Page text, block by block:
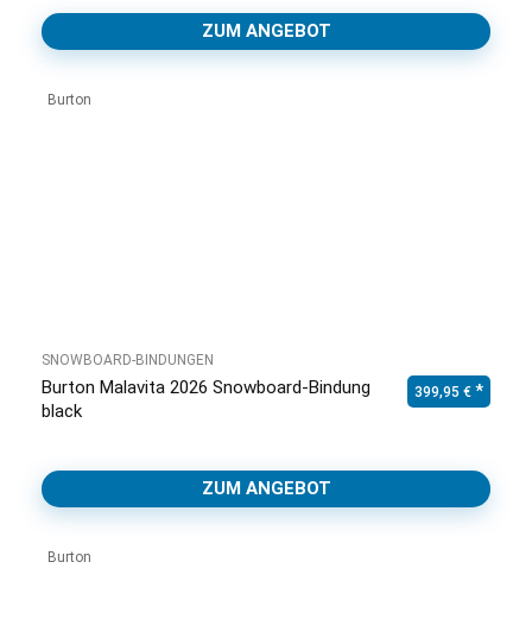
ZUM ANGEBOT
Burton
SNOWBOARD-BINDUNGEN
Burton Malavita 2026 Snowboard-Bindung
black
399,95 €
ZUM ANGEBOT
Burton